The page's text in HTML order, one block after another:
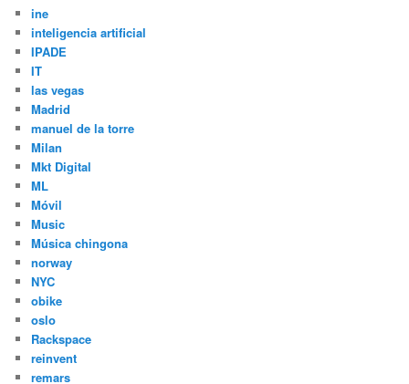
ine
inteligencia artificial
IPADE
IT
las vegas
Madrid
manuel de la torre
Milan
Mkt Digital
ML
Móvil
Music
Música chingona
norway
NYC
obike
oslo
Rackspace
reinvent
remars